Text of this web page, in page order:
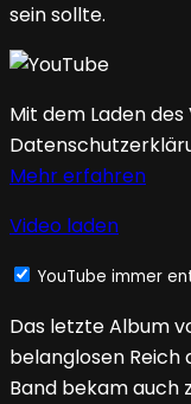
sein sollte.
Mit dem Laden
Mehr erfahren
Video laden
YouTube immer
Das letzte Album
belanglosen Reich
Band bekam auch